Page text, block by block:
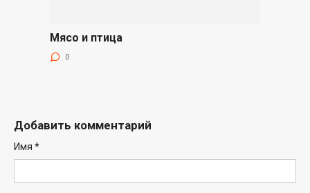
Мясо и птица
0
Добавить комментарий
Имя *